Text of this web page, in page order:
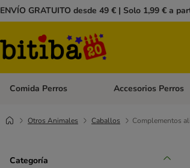
ENVÍO GRATUITO desde 49 € | Solo 1,99 € a
Comida Perros Menú de categoria
Accesorios Perros
Otros Animales Caballos Complementos
Categoría